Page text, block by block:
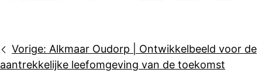
Bericht
navigatie
Vorige: Alkmaar Oudorp | Ontwikkelbeeld voor de
aantrekkelijke leefomgeving van de toekomst